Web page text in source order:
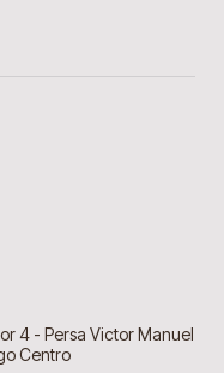
4 - Persa Victor Manuel
Centro